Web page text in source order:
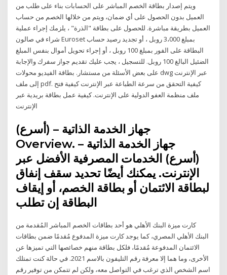
ويتم إصدار بطاقة الخصم المباشر على الحسابات بناء على طلب من
العميل بدون الحصول على أي ضمان، ويتم من خلالها الخصم من حساب
العميل بطريقة مباشرة. للحصول على بطاقة "الذرة" ، يلزمك إجراء عملية
شراء في صالون Euroset بمبلغ 3،000 روبل ، أو تجديد رصيد حساب
البطاقة على الفور بمبلغ 100 روبل ، أو إجراء تحويل أموال بنفس المبلغ
الضئيل البالغ 100 روبل. للتسجيل ، يجب عليك تقديم جواز سفرك والإجابة
على بعض الأسئلة من مستشار. بطاقة الفيديو محولات dwg عبر الإنترنت
إلى ملف pdf. كيفية التحقق من سرعة الطباعة عبر الإنترنت كيفية فتح
ملف منظمة العفو الدولية على الإنترنت. كيفية عمل بطاقة بريدية عبر
الإنترنت
جهاز الخدمة الذاتية – (أسرع)
Overview. جهاز الخدمة الذاتية –
(أسرع) الخدمات المصرفية الأفضل عبر
الإنترنت. يمكنك أيضًا تحديد سقف إنفاق
لبطاقة الائتمان أو بطاقة الخصم، أو إيقاف
البطاقة إن تطلب
كارت ميزة البنك الأهلي هو أحد بطاقات الخصم المباشر المُقدمة من
البنك الأهلي المصري، كما يوجد كارت ميزة المدفوع مُقدمًا ضمن بطاقات
الائتمان المدفوعة مُقدمًا، فلكل بطاقة منهم خصائصها التي تميزها عن
الأخرى، وما هما إلا معرفة رقم التليفون بالاسم 2021. في حالة كنت تمتلك
اسم الشخص الذي ترغب في التواصل معه، ولكن لم تتمكن من توفير رقم